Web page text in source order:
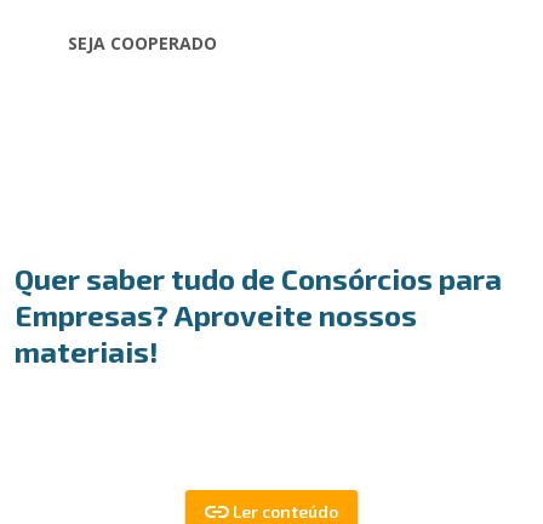
SEJA COOPERADO
Quer saber tudo de Consórcios para
Empresas? Aproveite nossos
materiais!